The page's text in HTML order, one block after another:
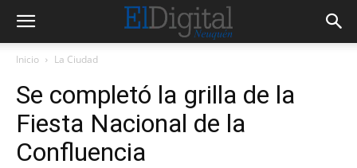
Inicio La Ciudad
Se completó la grilla de la
Fiesta Nacional de la
Confluencia